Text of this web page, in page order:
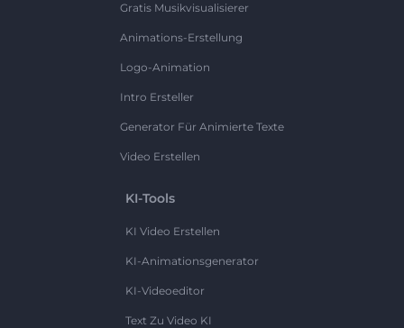
Gratis Musikvisualisierer
Animations-Erstellung
Logo-Animation
Intro Ersteller
Generator Für Animierte Texte
Video Erstellen
KI-Tools
KI Video Erstellen
KI-Animationsgenerator
KI-Videoeditor
Text Zu Video KI